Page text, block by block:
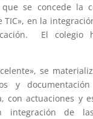
se concede la
en la
El
se
y
con actuaciones y
integración de